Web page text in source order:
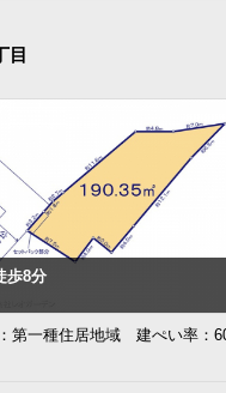
目
歩8分
第一種住居地域 建ぺい率：